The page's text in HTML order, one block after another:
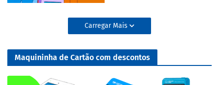
Carregar Mais
Maquininha de Cartão com descontos